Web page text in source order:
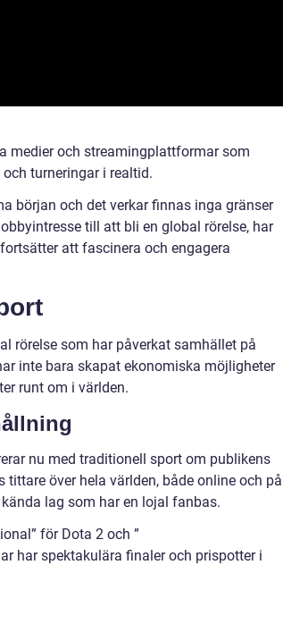
medier och streamingplattformar som
turneringar i realtid.
början och det verkar finnas inga gränser
till att bli en global rörelse, har
att fascinera och engagera
rörelse som har påverkat samhället på
inte bara skapat ekonomiska möjligheter
runt om i världen.
nu med traditionell sport om publikens
över hela världen, både online och på
lag som har en lojal fanbas.
för Dota 2 och ”
har spektakulära finaler och prispotter i